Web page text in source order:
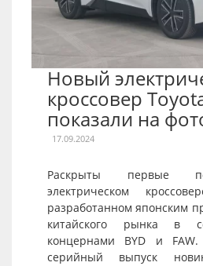
Новый
кроссовер
показали на
17.09.2024
Раскрыты первые
электрическом
разработанном японским
китайского рынка в
концернами BYD и
серийный выпуск